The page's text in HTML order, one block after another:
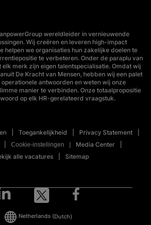
wereldleider in vernieuwende
Wij creëren en leveren high-impact
helpen we organisaties hun zakelijke doelen te
te verbeteren. Onder de paraplu van
elk merk zijn eigen talentspecialisatie. Omdat wij
De Kracht van Mensen, hebben wij een palet
antwoorden en weten wij onze
manier te verbinden. Onze totaalpropositie
op elk HR-gerelateerd vraagstuk.
Toegankelijkheid
Privacy Statement
Cookie-instellingen
Media Center
alle vacatures
Sitemap
Netherlands (Dutch)